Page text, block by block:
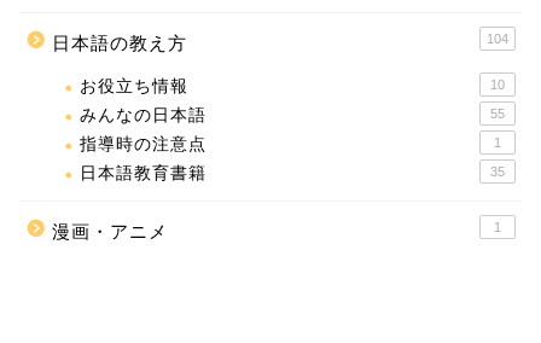
日本語の教え方 104
お役立ち情報 10
みんなの日本語 55
指導時の注意点 1
日本語教育書籍 35
漫画・アニメ 1